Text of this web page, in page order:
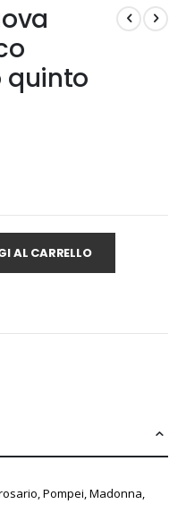
quinto
AL CARRELLO
Pompei, Madonna,